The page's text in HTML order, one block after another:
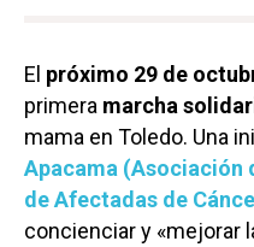
El próximo 29 de
primera marcha
mama en Toledo. Una
Apacama (Asociación
de Afectadas de
concienciar y «mejorar